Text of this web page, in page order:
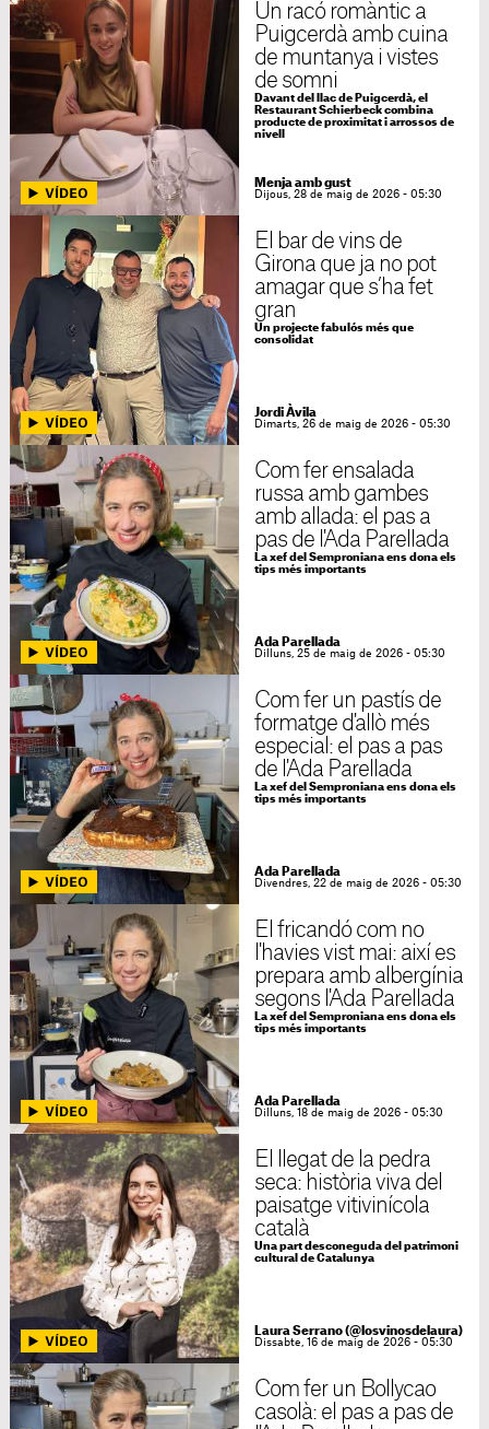
Un racó romàntic a
Puigcerdà amb cuina
de muntanya i vistes
de somni
Davant del llac de Puigcerdà, el
Restaurant Schierbeck combina
producte de proximitat i arrossos de
nivell
Menja amb gust
Dijous, 28 de maig de 2026 - 05:30
El bar de vins de
Girona que ja no pot
amagar que s’ha fet
gran
Un projecte fabulós més que
consolidat
Jordi Àvila
Dimarts, 26 de maig de 2026 - 05:30
Com fer ensalada
russa amb gambes
amb allada: el pas a
pas de l'Ada Parellada
La xef del Semproniana ens dona els
tips més importants
Ada Parellada
Dilluns, 25 de maig de 2026 - 05:30
Com fer un pastís de
formatge d'allò més
especial: el pas a pas
de l'Ada Parellada
La xef del Semproniana ens dona els
tips més importants
Ada Parellada
Divendres, 22 de maig de 2026 - 05:30
El fricandó com no
l'havies vist mai: així es
prepara amb albergínia
segons l'Ada Parellada
La xef del Semproniana ens dona els
tips més importants
Ada Parellada
Dilluns, 18 de maig de 2026 - 05:30
El llegat de la pedra
seca: història viva del
paisatge vitivinícola
català
Una part desconeguda del patrimoni
cultural de Catalunya
Laura Serrano (@losvinosdelaura)
Dissabte, 16 de maig de 2026 - 05:30
Com fer un Bollycao
casolà: el pas a pas de